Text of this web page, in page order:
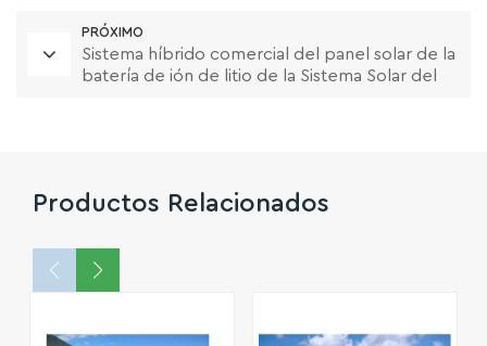
PRÓXIMO
Sistema híbrido comercial del panel solar de la
batería de ión de litio de la Sistema Solar del
Productos Relacionados